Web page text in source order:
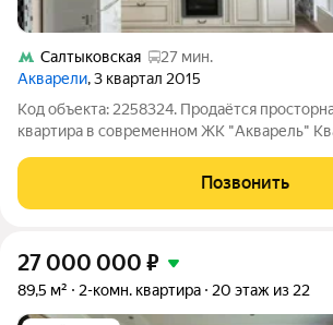
Салтыковская
27 мин.
Акварели, 3 квартал 2015
Код объекта: 2258324. Продаётся
квартира в современном ЖК "Акварель"
50.7 метров, просторная с прекрасным
кухня-гостиная - 17 метров и двумя
Позвонить
27 000 000 ₽
89,5 м² 2-комн. квартира 20 этаж из 22